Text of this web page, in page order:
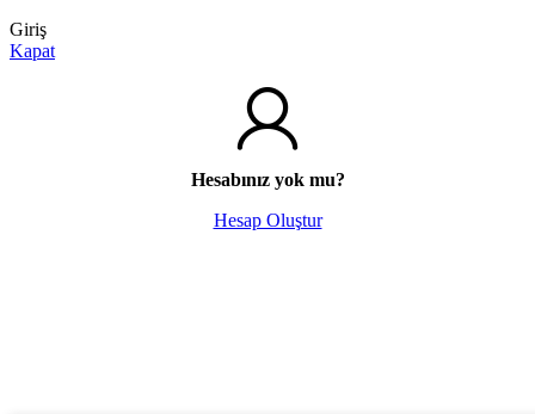
Giriş
Kapat
Hesabınız yok mu?
Hesap Oluştur